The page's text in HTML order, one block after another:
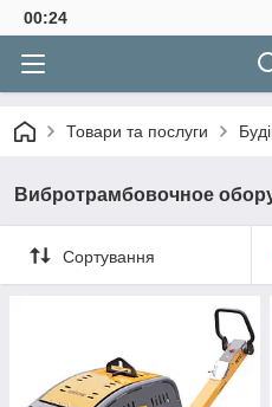
00:24
Товари та послуги
Вибротрамбовочное
Сортування